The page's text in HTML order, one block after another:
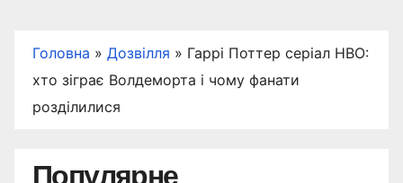
Головна » Дозвілля » Гаррі Поттер серіал HBO:
хто зіграє Волдеморта і чому фанати
розділилися
Популярне